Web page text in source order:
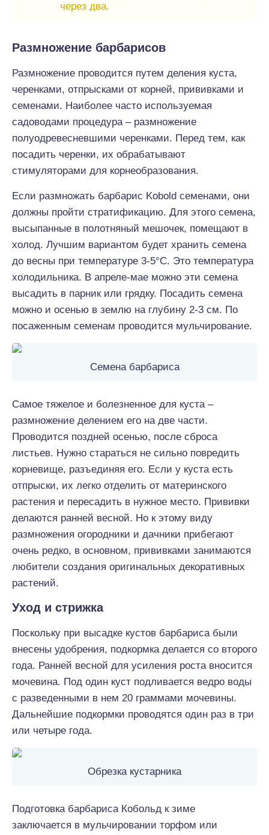
через два.
Размножение барбарисов
Размножение проводится путем деления куста,
черенками, отпрысками от корней, прививками и
семенами. Наиболее часто используемая
садоводами процедура – размножение
полуодревесневшими черенками. Перед тем, как
посадить черенки, их обрабатывают
стимуляторами для корнеобразования.
Если размножать барбарис Kobold семенами, они
должны пройти стратификацию. Для этого семена,
высыпанные в полотняный мешочек, помещают в
холод. Лучшим вариантом будет хранить семена
до весны при температуре 3-5°С. Это температура
холодильника. В апреле-мае можно эти семена
высадить в парник или грядку. Посадить семена
можно и осенью в землю на глубину 2-3 см. По
посаженным семенам проводится мульчирование.
Семена барбариса
Самое тяжелое и болезненное для куста –
размножение делением его на две части.
Проводится поздней осенью, после сброса
листьев. Нужно стараться не сильно повредить
корневище, разъединяя его. Если у куста есть
отпрыски, их легко отделить от материнского
растения и пересадить в нужное место. Прививки
делаются ранней весной. Но к этому виду
размножения огородники и дачники прибегают
очень редко, в основном, прививками занимаются
любители создания оригинальных декоративных
растений.
Уход и стрижка
Поскольку при высадке кустов барбариса были
внесены удобрения, подкормка делается со второго
года. Ранней весной для усиления роста вносится
мочевина. Под один куст подливается ведро воды
с разведенными в нем 20 граммами мочевины.
Дальнейшие подкормки проводятся один раз в три
или четыре года.
Обрезка кустарника
Подготовка барбариса Кобольд к зиме
заключается в мульчировании торфом или